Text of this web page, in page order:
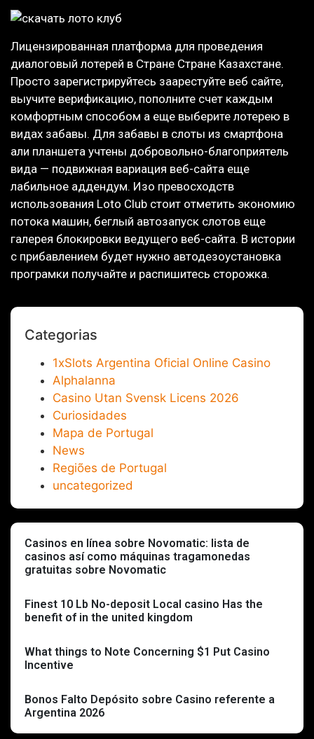
Лицензированная платформа для проведения
диалоговый лотерей в Стране Стране Казахстане.
Просто зарегистрируйтесь заарестуйте веб сайте,
выучите верификацию, пополните счет каждым
комфортным способом а еще выберите лотерею в
видах забавы. Для забавы в слоты из смартфона
али планшета учтены добровольно-благоприятель
вида — подвижная вариация веб-сайта еще
лабильное аддендум. Изо превосходств
использования Loto Club стоит отметить экономию
потока машин, беглый автозапуск слотов еще
галерея блокировки ведущего веб-сайта. В истории
с прибавлением будет нужно автодезоустановка
програмки получайте и распишитесь сторожка.
Categorias
1xSlots Argentina Oficial Online Casino
Alphalanna
Casino Utan Svensk Licens 2026
Curiosidades
Mapa de Portugal
News
Regiões de Portugal
uncategorized
Casinos en línea sobre Novomatic: lista de
casinos así­ como máquinas tragamonedas
gratuitas sobre Novomatic
Finest 10 Lb No-deposit Local casino Has the
benefit of in the united kingdom
What things to Note Concerning $1 Put Casino
Incentive
Bonos Falto Depósito sobre Casino referente a
Argentina 2026